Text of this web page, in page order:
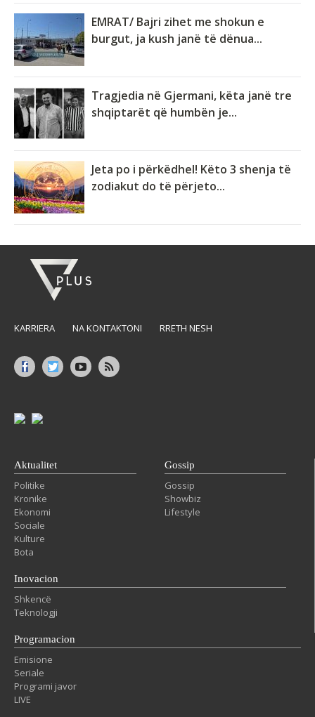
EMRAT/ Bajri zihet me shokun e
burgut, ja kush janë të dënua...
Tragjedia në Gjermani, këta janë tre
shqiptarët që humbën je...
Jeta po i përkëdhel! Këto 3 shenja të
zodiakut do të përjeto...
KARRIERA NA KONTAKTONI RRETH NESH
Aktualitet
Politike
Kronike
Ekonomi
Sociale
Kulture
Bota
Gossip
Gossip
Showbiz
Lifestyle
Inovacion
Shkencë
Teknologji
Programacion
Emisione
Seriale
Programi javor
LIVE